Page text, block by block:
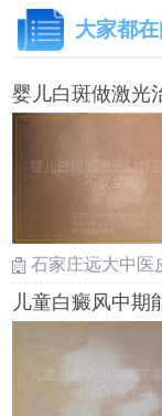
大家都在
婴儿白斑做激光
石家庄远大中
儿童白癜风中期